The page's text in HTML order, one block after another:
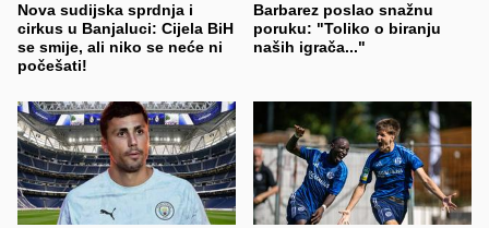
Nova sudijska sprdnja i
cirkus u Banjaluci: Cijela BiH
se smije, ali niko se neće ni
počešati!
Barbarez poslao snažnu
poruku: "Toliko o biranju
naših igrača..."